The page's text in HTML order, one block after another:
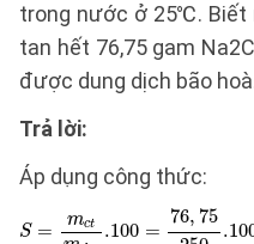
trong nước ở 25℃. Biết
tan hết 76,75 gam
được dung dịch bão
Trả lời:
Áp dụng công thức: